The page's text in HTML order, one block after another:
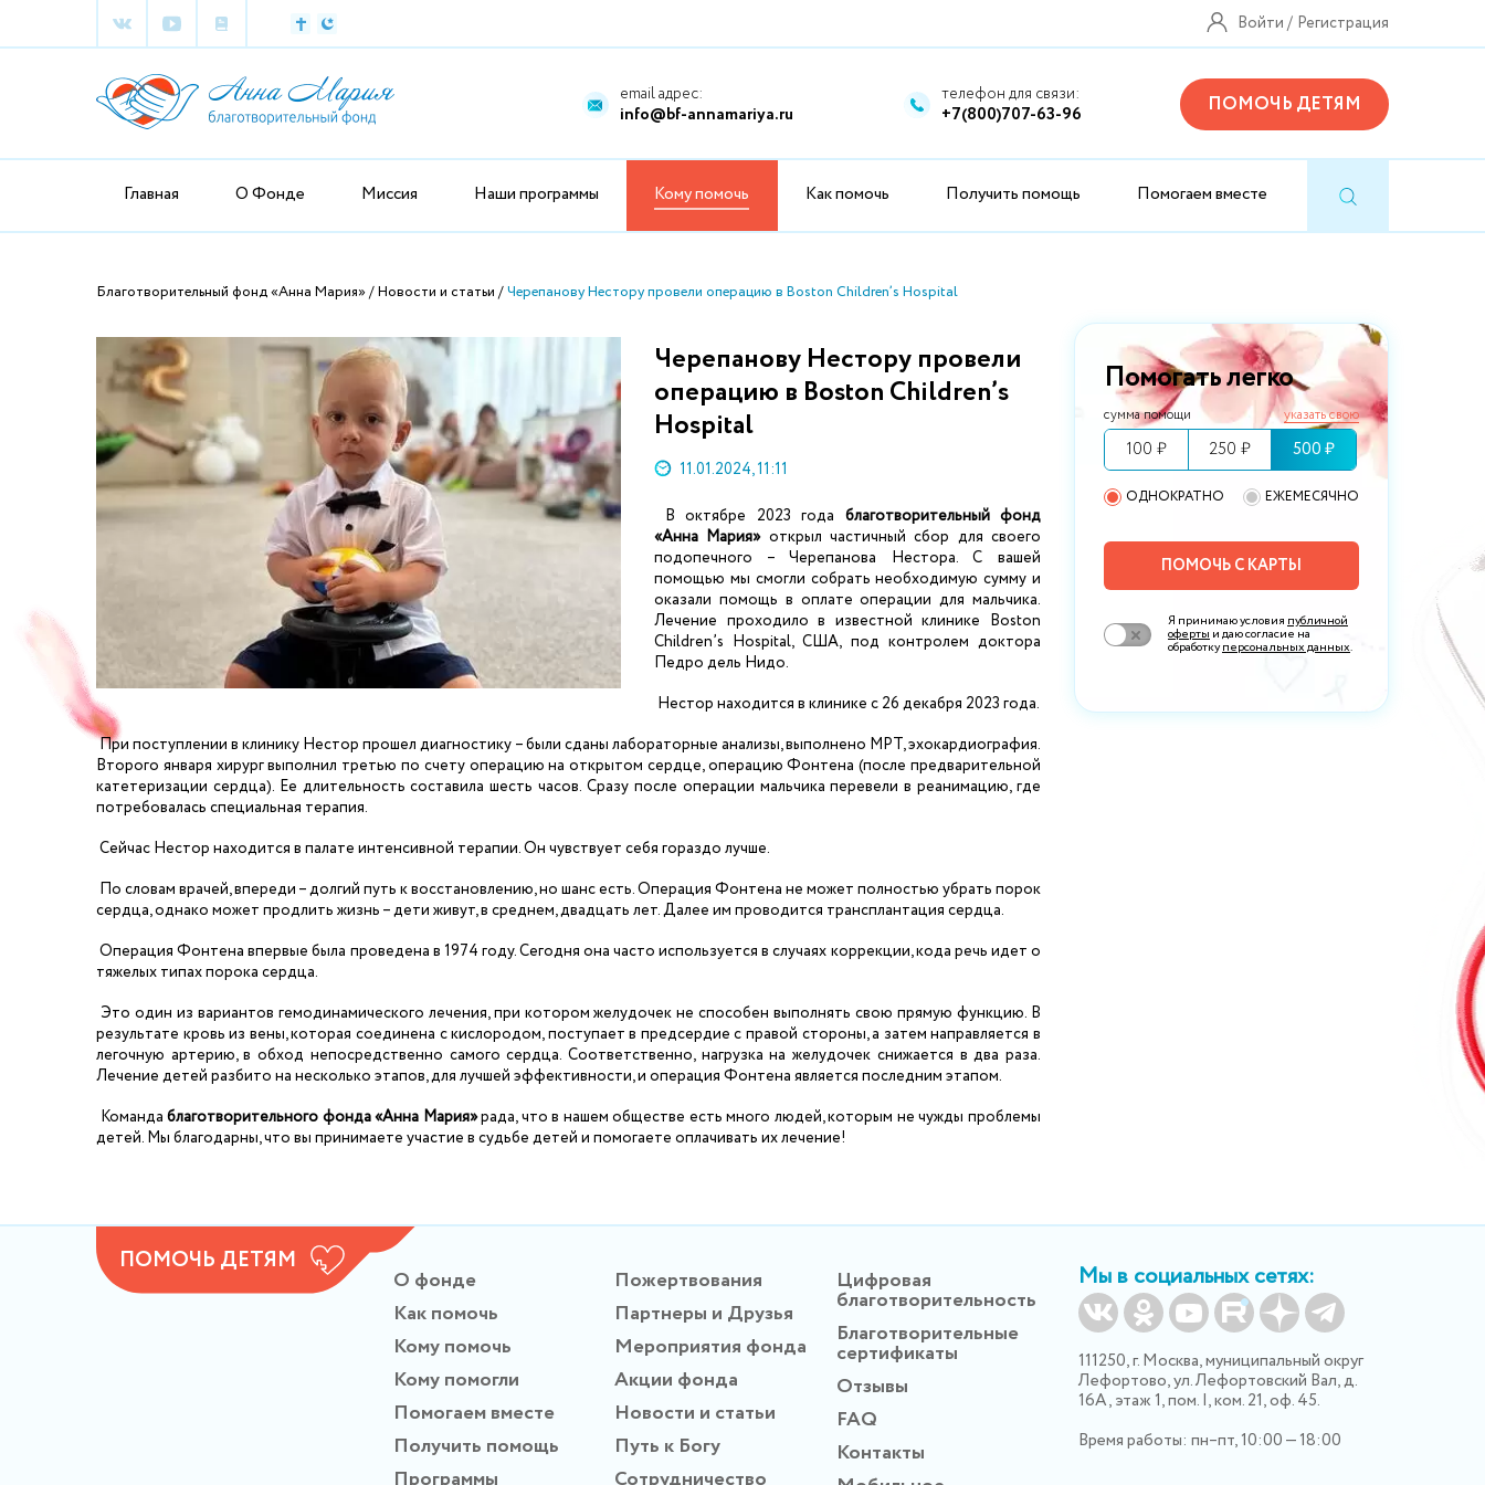
Войти Регистрация
email адрес:
info@bf-annamariya.ru
телефон для связи:
+7(800)707-63-96 ПОМОЧЬ ДЕТЯМ
Главная О Фонде Миссия Наши программы Кому помочь Как помочь Получить помощь Помогаем вместе
Благотворительный фонд «Анна Мария» Новости и статьи Черепанову Нестору провели операцию в Boston Children’s Hospital
Помогать легко
сумма помощи указать свою
100 ₽ 250 ₽ 500 ₽
ОДНОКРАТНО ЕЖЕМЕСЯЧНО
ПОМОЧЬ С КАРТЫ
Я принимаю условия публичной
оферты и даю согласие на
обработкуперсональных данных.
Черепанову Нестору провели
операцию в Boston Children’s
Hospital
11.01.2024, 11:11
В октябре 2023 года благотворительный фонд
«Анна Мария» открыл частичный сбор для своего
подопечного – Черепанова Нестора. С вашей
помощью мы смогли собрать необходимую сумму и
оказали помощь в оплате операции для мальчика.
Лечение проходило в известной клинике Boston
Children’s Hospital, США, под контролем доктора
Педро дель Нидо.
Нестор находится в клинике с 26 декабря 2023 года.
При поступлении в клинику Нестор прошел диагностику – были сданы лабораторные анализы, выполнено МРТ, эхокардиография.
Второго января хирург выполнил третью по счету операцию на открытом сердце, операцию Фонтена (после предварительной
катетеризации сердца). Ее длительность составила шесть часов. Сразу после операции мальчика перевели в реанимацию, где
потребовалась специальная терапия.
Сейчас Нестор находится в палате интенсивной терапии. Он чувствует себя гораздо лучше.
По словам врачей, впереди – долгий путь к восстановлению, но шанс есть. Операция Фонтена не может полностью убрать порок
сердца, однако может продлить жизнь – дети живут, в среднем, двадцать лет. Далее им проводится трансплантация сердца.
Операция Фонтена впервые была проведена в 1974 году. Сегодня она часто используется в случаях коррекции, кода речь идет о
тяжелых типах порока сердца.
Это один из вариантов гемодинамического лечения, при котором желудочек не способен выполнять свою прямую функцию. В
результате кровь из вены, которая соединена с кислородом, поступает в предсердие с правой стороны, а затем направляется в
легочную артерию, в обход непосредственно самого сердца. Соответственно, нагрузка на желудочек снижается в два раза.
Лечение детей разбито на несколько этапов, для лучшей эффективности, и операция Фонтена является последним этапом.
Командаблаготворительного фонда «Анна Мария»рада, что в нашем обществе есть много людей, которым не чужды проблемы
детей. Мы благодарны, что вы принимаете участие в судьбе детей и помогаете оплачивать их лечение!
ПОМОЧЬ ДЕТЯМ
О фонде
Как помочь
Кому помочь
Кому помогли
Помогаем вместе
Получить помощь
Пожертвования
Партнеры и Друзья
Мероприятия фонда
Акции фонда
Новости и статьи
Путь к Богу
Цифровая
благотворительность
Благотворительные
сертификаты
Отзывы
FAQ
Контакты
Мы в социальных сетях:
111250, г. Москва, муниципальный округ
Лефортово, ул. Лефортовский Вал, д.
16А, этаж 1, пом. I, ком. 21, оф. 45.
Время работы: пн–пт, 10:00 — 18:00